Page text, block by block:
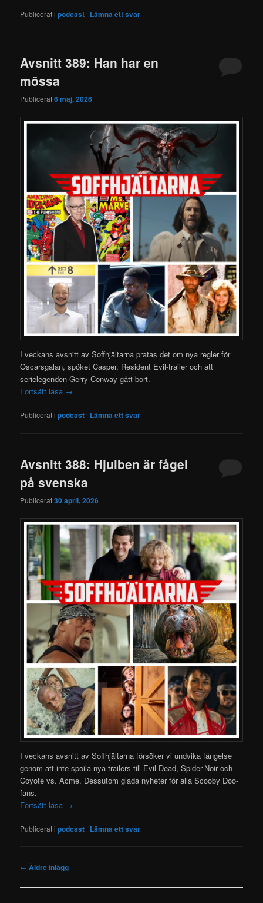
Publicerat i podcast | Lämna ett svar
Avsnitt 389: Han har en
mössa
Publicerat6 maj, 2026
I veckans avsnitt av Soffhjältarna pratas det om nya regler för
Oscarsgalan, spöket Casper, Resident Evil-trailer och att
serielegenden Gerry Conway gått bort.
Fortsätt läsa →
Publicerat i podcast | Lämna ett svar
Avsnitt 388: Hjulben är fågel
på svenska
Publicerat30 april, 2026
I veckans avsnitt av Soffhjältarna försöker vi undvika fängelse
genom att inte spoila nya trailers till Evil Dead, Spider-Noir och
Coyote vs. Acme. Dessutom glada nyheter för alla Scooby Doo-
fans.
Fortsätt läsa →
Publicerat i podcast | Lämna ett svar
Inläggsnavigering
← Äldre inlägg